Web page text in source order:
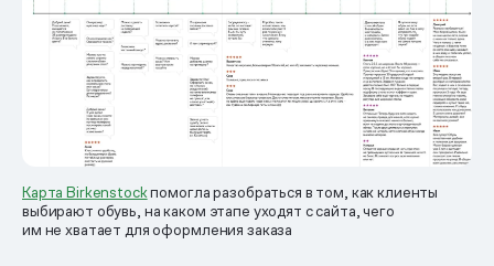
Карта Birkenstockпомогла разобраться в том, как клиенты
выбирают обувь, на каком этапе уходят с сайта, чего
им не хватает для оформления заказа